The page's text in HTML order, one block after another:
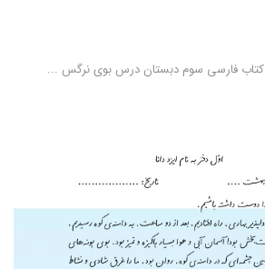
کتاب فارسی سوم دبستان درس بوی نرگس ...